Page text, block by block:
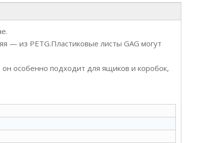
— из PETG.Пластиковые листы GAG могут
особенно подходит для ящиков и коробок,